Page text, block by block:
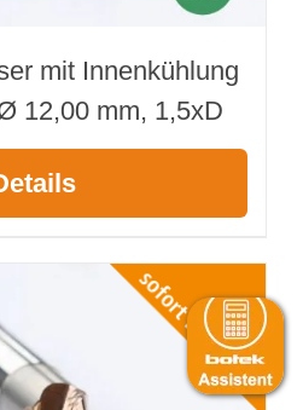
mit Innenkühlung
12,00 mm, 1,5xD